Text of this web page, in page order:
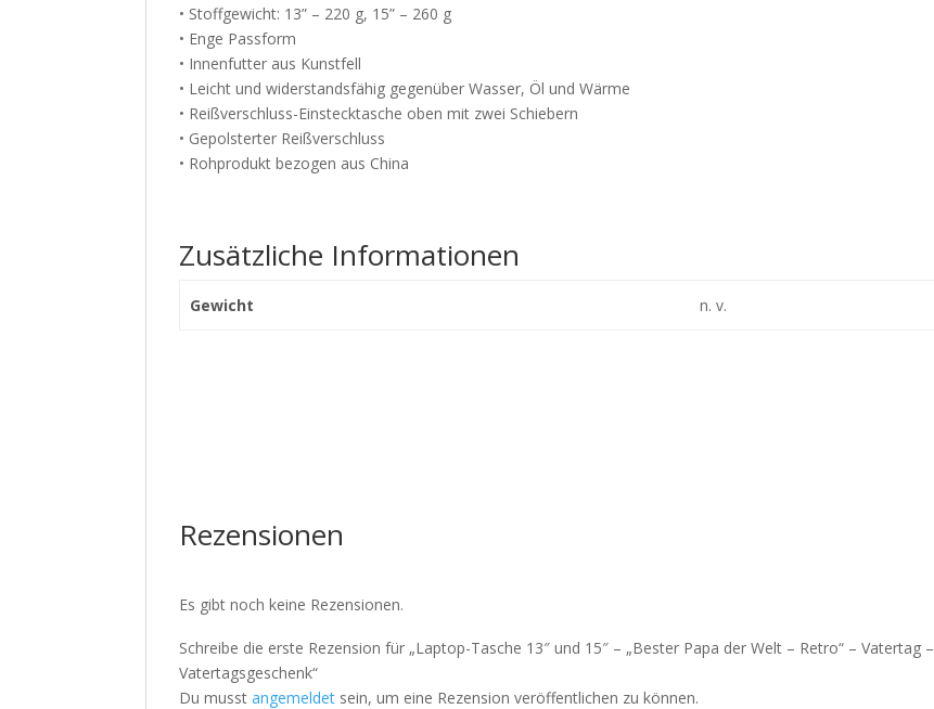
• Stoffgewicht: 13” – 220 g, 15” – 260 g
• Enge Passform
• Innenfutter aus Kunstfell
• Leicht und widerstandsfähig gegenüber Wasser, Öl und Wärme
• Reißverschluss-Einstecktasche oben mit zwei Schiebern
• Gepolsterter Reißverschluss
• Rohprodukt bezogen aus China
Zusätzliche Informationen
Gewicht n. v.
Rezensionen
Es gibt noch keine Rezensionen.
Schreibe die erste Rezension für „Laptop-Tasche 13″ und 15″ – „Bester Papa der Welt – Retro“ – Vatertag –
Vatertagsgeschenk“
Du musstangemeldet sein, um eine Rezension veröffentlichen zu können.